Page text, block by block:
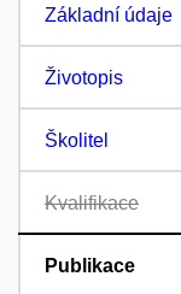
Základní údaje
Životopis
Školitel
Kvalifikace
Publikace